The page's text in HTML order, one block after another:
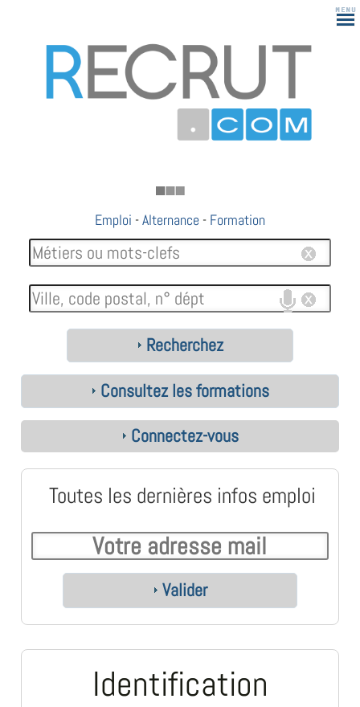
183
Emploi -Alternance - Formation
Recherchez
Consultez les formations
Connectez-vous
Toutes les dernières infos emploi
Valider
Identification